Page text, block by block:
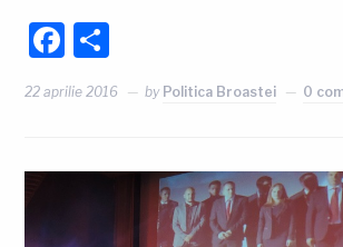
Facebook
22 aprilie 2016 by Politica Broastei 0